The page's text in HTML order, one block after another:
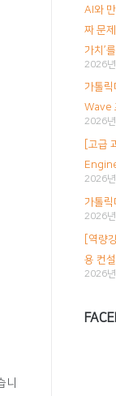
니
AI와
짜 문
가치’
2026
가톨릭
Wave
2026
[고급
2026
가톨릭
2026
[역량
용 컨
2026